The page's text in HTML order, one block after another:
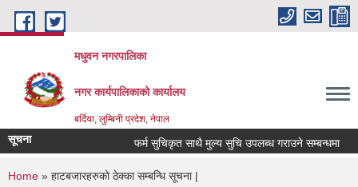
Skip to main content
मधुवन नगरपालिका
नगर कार्यपालिकाको कार्यालय
बर्दिया, लुम्बिनी प्रदेश, नेपाल
सूचना फर्म सुचिकृत साथै मुल्य सुचि उपलब्ध गराउने सम्बन्धमा
You are here
Home » हाटबजारहरुको ठेक्का सम्बन्धि सूचना |